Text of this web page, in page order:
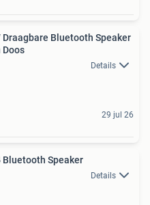
Draagbare Bluetooth Speaker
Doos
Details
29 jul 26
Bluetooth Speaker
Details